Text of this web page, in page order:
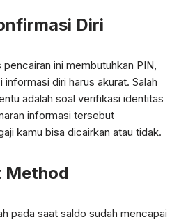
Diri
ini membutuhkan PIN,
diri harus akurat. Salah
adalah soal verifikasi identitas
informasi tersebut
kamu bisa dicairkan atau tidak.
Method
pada saat saldo sudah mencapai